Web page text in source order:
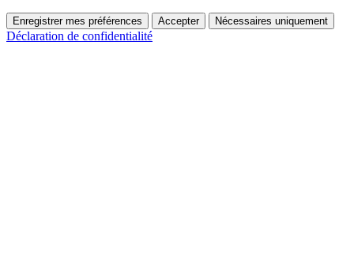
Enregistrer mes préférences Accepter Nécessaires uniquement
Déclaration de confidentialité